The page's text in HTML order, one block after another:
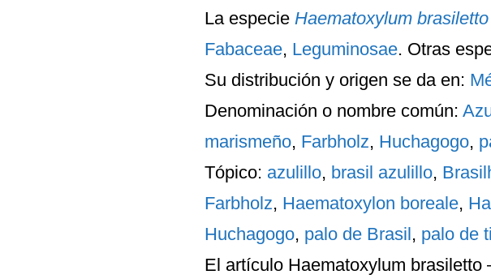
La especie Haematoxylum brasiletto
Fabaceae, Leguminosae. Otras
Su distribución y origen se da en:
Denominación o nombre común:
marismeño, Farbholz, Huchagogo,
Tópico: azulillo, brasil azulillo,
Farbholz, Haematoxylon boreale,
Huchagogo, palo de Brasil, palo de
El artículo Haematoxylum brasiletto